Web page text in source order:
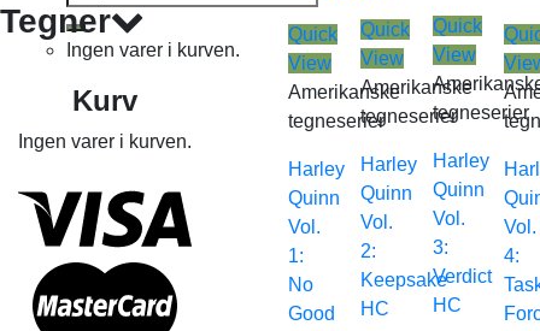
efter:
Ingen varer i kurven.
Kurv
Ingen varer i kurven.
Tegner
Quick
View
Amerikanske
tegneserier
Harley
Quinn
Vol.
1:
No
Good
Quick
View
Amerikanske
tegneserier
Harley
Quinn
Vol.
2:
Keepsake
HC
Quick
View
tegneserier
Harley
Quinn
Vol.
3:
Verdict
HC
Vol.
4: